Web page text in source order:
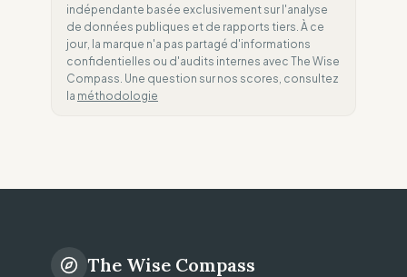
indépendante basée exclusivement sur l'analyse
de données publiques et de rapports tiers. À ce
jour, la marque n'a pas partagé d'informations
confidentielles ou d'audits internes avec The Wise
Compass. Une question sur nos scores, consultez
la méthodologie
The Wise Compass